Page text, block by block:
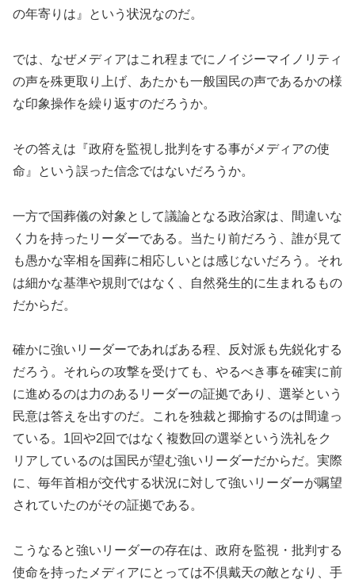
の年寄りは』という状況なのだ。
では、なぜメディアはこれ程までにノイジーマイノリティ
の声を殊更取り上げ、あたかも一般国民の声であるかの様
な印象操作を繰り返すのだろうか。
その答えは『政府を監視し批判をする事がメディアの使
命』という誤った信念ではないだろうか。
一方で国葬儀の対象として議論となる政治家は、間違いな
く力を持ったリーダーである。当たり前だろう、誰が見て
も愚かな宰相を国葬に相応しいとは感じないだろう。それ
は細かな基準や規則ではなく、自然発生的に生まれるもの
だからだ。
確かに強いリーダーであればある程、反対派も先鋭化する
だろう。それらの攻撃を受けても、やるべき事を確実に前
に進めるのは力のあるリーダーの証拠であり、選挙という
民意は答えを出すのだ。これを独裁と揶揄するのは間違っ
ている。1回や2回ではなく複数回の選挙という洗礼をク
リアしているのは国民が望む強いリーダーだからだ。実際
に、毎年首相が交代する状況に対して強いリーダーが嘱望
されていたのがその証拠である。
こうなると強いリーダーの存在は、政府を監視・批判する
使命を持ったメディアにとっては不倶戴天の敵となり、手